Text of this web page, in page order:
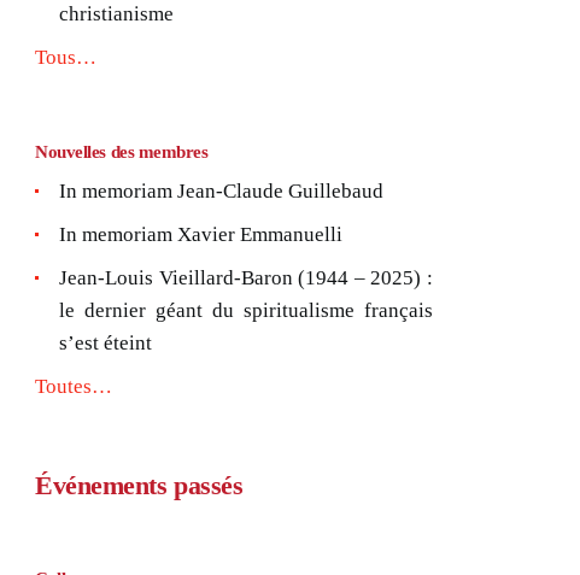
christianisme
Tous…
Nouvelles des membres
In memoriam Jean-Claude Guillebaud
In memoriam Xavier Emmanuelli
Jean-Louis Vieillard-Baron (1944 – 2025) :
le dernier géant du spiritualisme français
s’est éteint
Toutes…
Événements passés